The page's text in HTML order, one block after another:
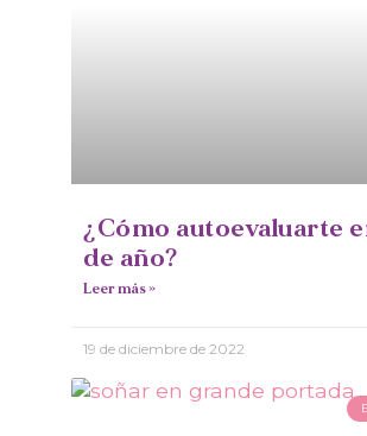
¿Cómo autoevaluarte
de año?
Leer más »
19 de diciembre de 2022